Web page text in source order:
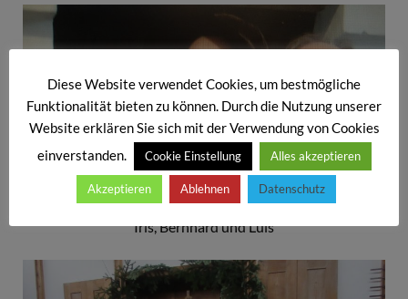
Iris, Bernhard und Luis
Diese Website verwendet Cookies, um bestmögliche
Funktionalität bieten zu können. Durch die Nutzung unserer
Website erklären Sie sich mit der Verwendung von Cookies
einverstanden.
Cookie Einstellung Alles akzeptieren
Akzeptieren Ablehnen Datenschutz